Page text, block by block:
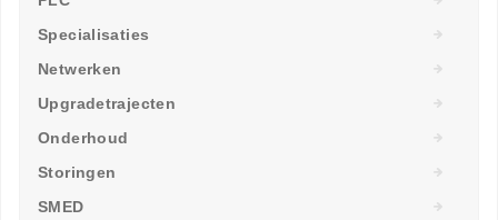
Specialisaties
Netwerken
Upgradetrajecten
Onderhoud
Storingen
SMED